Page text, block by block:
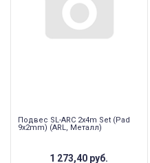
Подвес SL-ARC 2x4m Set (Pad
9x2mm) (ARL, Металл)
1 273,40 руб.